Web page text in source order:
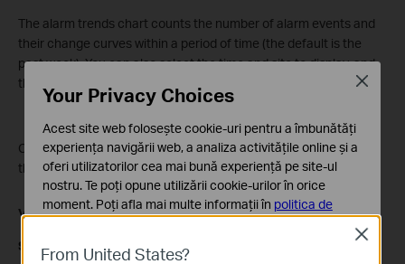
The alarm trends chart counts the number of alarm events and
their change curves within a period of time (the default is the
past week). You can also select the time and site to display, and
the chart will change synchronously.
Click the icon in the upper right corner to choose to show/hide
the event and alarm trends chart pop-up window.
VMSLocal:
Step 1 . Log in to the VMS Web (local) page.
From United States?
Close
Your Privacy Choices
Acest site web folosește cookie-uri pentru a îmbunătăți
experiența navigării web, a analiza activitățile online și a
oferi utilizatorilor cea mai bună experiență pe site-ul
nostru. Te poți opune utilizării cookie-urilor în orice
moment. Poți afla mai multe informații în politica de
Cookie-uri de bază
Close